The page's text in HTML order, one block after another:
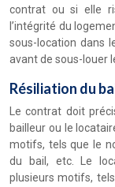
contrat ou si elle
l’intégrité du
sous-location dans
avant de sous-louer
Résiliation du
Le contrat doit
bailleur ou le
motifs, tels que le
du bail, etc. Le
plusieurs motifs,